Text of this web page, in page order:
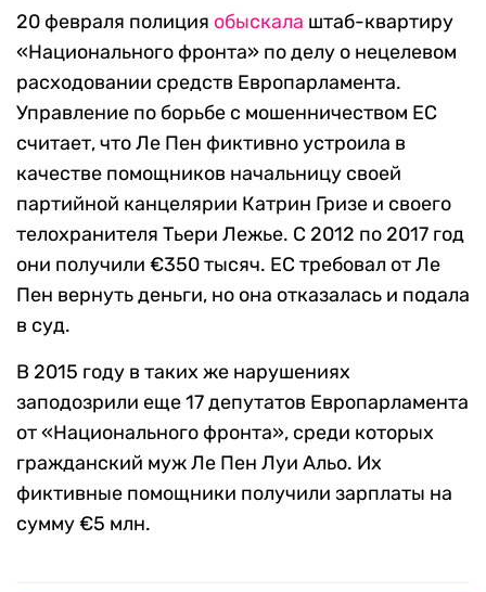
20 февраля полиция обыскала штаб-квартиру
«Национального фронта» по делу о нецелевом
расходовании средств Европарламента.
Управление по борьбе с мошенничеством ЕС
считает, что Ле Пен фиктивно устроила в
качестве помощников начальницу своей
партийной канцелярии Катрин Гризе и своего
телохранителя Тьери Лежье. С 2012 по 2017 год
они получили €350 тысяч. ЕС требовал от Ле
Пен вернуть деньги, но она отказалась и подала
в суд.
В 2015 году в таких же нарушениях
заподозрили еще 17 депутатов Европарламента
от «Национального фронта», среди которых
гражданский муж Ле Пен Луи Альо. Их
фиктивные помощники получили зарплаты на
сумму €5 млн.